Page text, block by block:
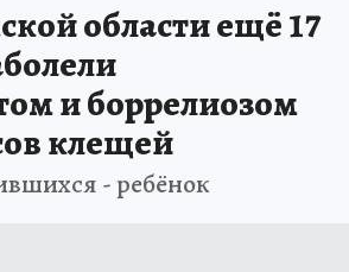
области ещё 17
и боррелиозом
клещей
- ребёнок